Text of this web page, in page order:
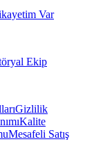
Var
Ekip
Gizlilik
Kalite
Mesafeli Satış